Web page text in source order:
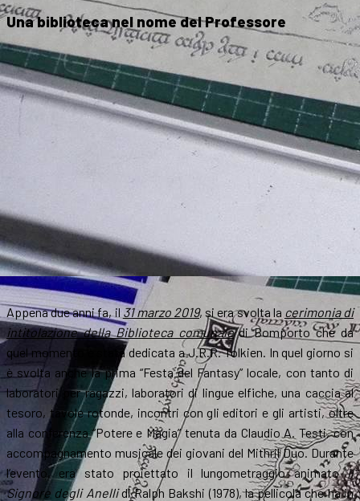
Una biblioteca nel nome del Professore
Appena due anni fa, il 31 marzo 2019, si era svolta la cerimonia di
intitolazione della Biblioteca comunaledi Bomporto che da
quel momento è stata dedicata a J.R.R. Tolkien. In quel giorno si
è svolta anche la prima “Festa del Fantasy” locale, con tanto di
laboratori per ragazzi, laboratori di lingue elfiche, una caccia al
tesoro, tavole rotonde, incontri con gli editori e gli artisti, oltre
alla conferenza “Potere e Magia” tenuta da Claudio A. Testi, con
accompagnamento musicale dei giovani del Mithril Duo. Durante
l’evento, era stato proiettato il lungometraggio animatoIl
Signore degli Anellidi Ralph Bakshi (1978), la pellicola che ha in